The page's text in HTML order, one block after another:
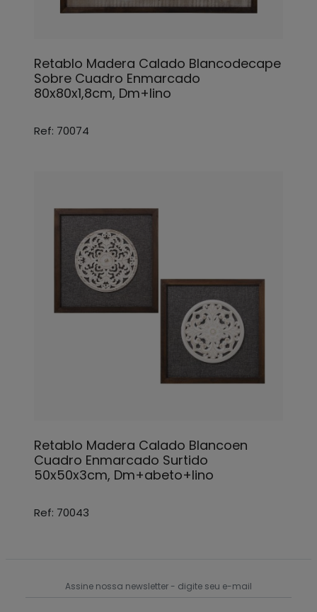
Retablo Madera Calado Blancodecape
Sobre Cuadro Enmarcado
80x80x1,8cm, Dm+lino
Ref: 70074
Retablo Madera Calado Blancoen
Cuadro Enmarcado Surtido
50x50x3cm, Dm+abeto+lino
Ref: 70043